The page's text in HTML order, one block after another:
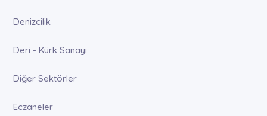
Denizcilik
Deri - Kürk Sanayi
Diğer Sektörler
Eczaneler